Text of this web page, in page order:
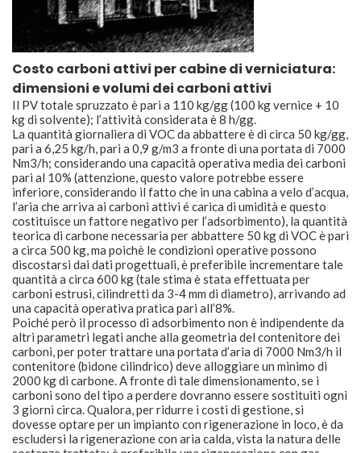
Costo carboni attivi per cabine di verniciatura:
dimensioni e volumi dei carboni attivi
Il PV totale spruzzato è pari a 110 kg/gg (100 kg vernice + 10
kg di solvente); l’attività considerata è 8 h/gg.
La quantità giornaliera di VOC da abbattere è di circa 50 kg/gg,
pari a 6,25 kg/h, pari a 0,9 g/m3 a fronte di una portata di 7000
Nm3/h; considerando una capacità operativa media dei carboni
pari al 10% (attenzione, questo valore potrebbe essere
inferiore, considerando il fatto che in una cabina a velo d’acqua,
l’aria che arriva ai carboni attivi é carica di umidità e questo
costituisce un fattore negativo per l’adsorbimento), la quantità
teorica di carbone necessaria per abbattere 50 kg di VOC è pari
a circa 500 kg, ma poichè le condizioni operative possono
discostarsi dai dati progettuali, è preferibile incrementare tale
quantità a circa 600 kg (tale stima è stata effettuata per
carboni estrusi, cilindretti da 3-4 mm di diametro), arrivando ad
una capacità operativa pratica pari all’8%.
Poiché però il processo di adsorbimento non è indipendente da
altri parametri legati anche alla geometria del contenitore dei
carboni, per poter trattare una portata d’aria di 7000 Nm3/h il
contenitore (bidone cilindrico) deve alloggiare un minimo di
2000 kg di carbone. A fronte di tale dimensionamento, se i
carboni sono del tipo a perdere dovranno essere sostituiti ogni
3 giorni circa. Qualora, per ridurre i costi di gestione, si
dovesse optare per un impianto con rigenerazione in loco, è da
escludersi la rigenerazione con aria calda, vista la natura delle